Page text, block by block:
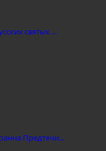
святых ...
Предтечи...